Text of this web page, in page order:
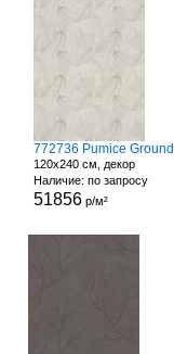
120x240 см, декор
Наличие: по запросу
51856р/м²